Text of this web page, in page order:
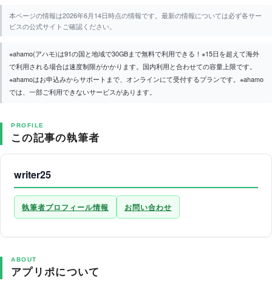
本ページの情報は2026年6月14日時点の情報です。最新の情報については必ず各サー
ビスの公式サイトご確認ください。
※ahamo(アハモ)は91の国と地域で30GBまで無料で利用できる！※15日を超えて海外
で利用される場合は速度制限がかかります。国内利用と合わせての容量上限です。
※ahamoはお申込みからサポートまで、オンラインにて受付するプランです。※ahamo
では、一部ご利用できないサービスがあります。
PROFILE
この記事の執筆者
writer25
執筆者プロフィール情報 お問い合わせ
ABOUT
アプリポについて